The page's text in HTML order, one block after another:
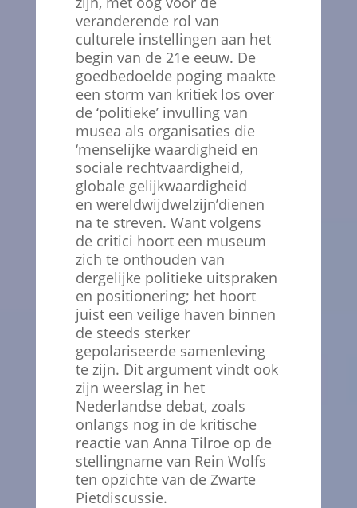
veranderende rol van
culturele instellingen aan het
begin van de 21e eeuw. De
goedbedoelde poging maakte
een storm van kritiek los over
de ‘politieke’ invulling van
musea als organisaties die
‘menselijke waardigheid en
sociale rechtvaardigheid,
globale gelijkwaardigheid
en wereldwijdwelzijn’dienen
na te streven. Want volgens
de critici hoort een museum
zich te onthouden van
dergelijke politieke uitspraken
en positionering; het hoort
juist een veilige haven binnen
de steeds sterker
gepolariseerde samenleving
te zijn. Dit argument vindt ook
zijn weerslag in het
Nederlandse debat, zoals
onlangs nog in de kritische
reactie van Anna Tilroe op de
stellingname van Rein Wolfs
ten opzichte van de Zwarte
Pietdiscussie.